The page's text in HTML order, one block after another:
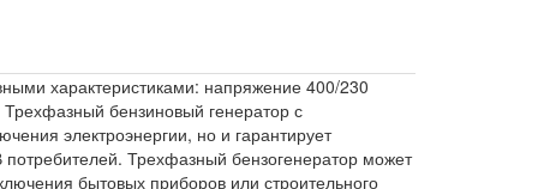
характеристиками: напряжение 400/230
бензиновый генератор с
электроэнергии, но и гарантирует
Трехфазный бензогенератор может
бытовых приборов или строительного